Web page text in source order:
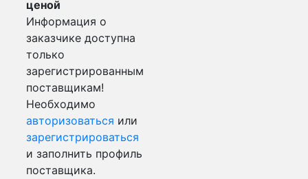
ценой
Информация о
заказчике доступна
только
зарегистрированным
поставщикам!
Необходимо
авторизоваться или
зарегистрироваться
и заполнить профиль
поставщика.